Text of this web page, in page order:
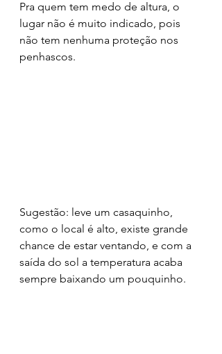
Pra quem tem medo de altura, o
lugar não é muito indicado, pois
não tem nenhuma proteção nos
penhascos.
Sugestão: leve um casaquinho,
como o local é alto, existe grande
chance de estar ventando, e com a
saída do sol a temperatura acaba
sempre baixando um pouquinho.